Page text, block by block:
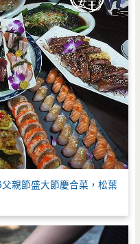
親節盛大節慶合菜，松葉